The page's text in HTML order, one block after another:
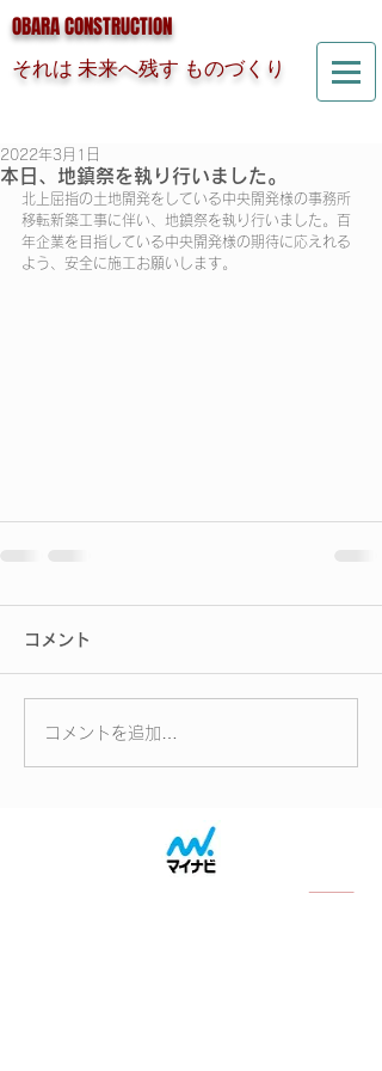
OBARA CONSTRUCTION
それは 未来へ残す ものづくり
本日、地鎮祭を執り行いました。
2022年3月1日
北上屈指の土地開発をしている中央開発様の事務所
移転新築工事に伴い、地鎮祭を執り行いました。百
年企業を目指している中央開発様の期待に応えれる
よう、安全に施工お願いします。
コメント
コメントを追加…